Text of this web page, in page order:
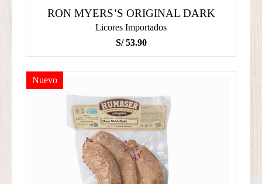
RON MYERS’S ORIGINAL DARK
Licores Importados
S/53.90
Nuevo